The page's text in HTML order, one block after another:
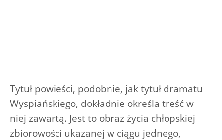
Tytuł powieści, podobnie, jak tytuł dramatu
Wyspiańskiego, dokładnie określa treść w
niej zawartą. Jest to obraz życia chłopskiej
zbiorowości ukazanej w ciągu jednego,